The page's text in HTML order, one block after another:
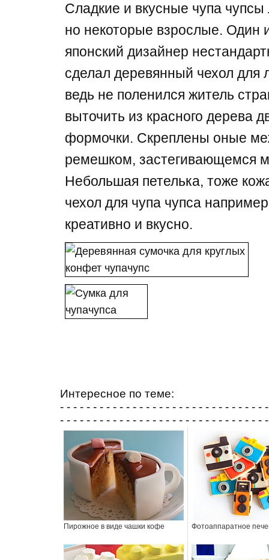
Сладкие и вкусные чупа чупсы
но некоторые взрослые. Один
японский дизайнер
сделал деревянный чехол для
ведь не поленился житель
выточить из красного дерева
формочки. Скреплены оные
ремешком, застегивающемся
Небольшая петелька, тоже
чехол для чупа чупса
креативно и вкусно.
Интересное по теме:
- - - - - - - - - - - - - - - - - - - - - - - - - - - - - - -
- - - - - - - - - - - - - - - - - - - - - - - - - - - - - - -
Пирожное в виде чашки кофе Фотоаппаратное